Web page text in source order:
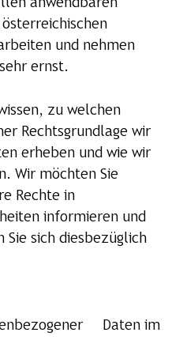
anwendbaren
und nehmen
ernst.
zu welchen
Rechtsgrundlage wir
erheben und wie wir
Wir möchten Sie
Rechte in
informieren und
Sie sich diesbezüglich
Daten im